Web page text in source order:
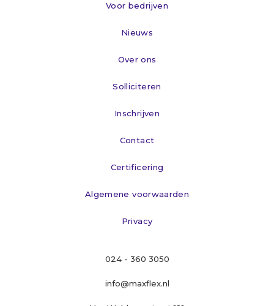
Voor bedrijven
Nieuws
Over ons
Solliciteren
Inschrijven
Contact
Certificering
Algemene voorwaarden
Privacy
024 - 360 3050
info@maxflex.nl